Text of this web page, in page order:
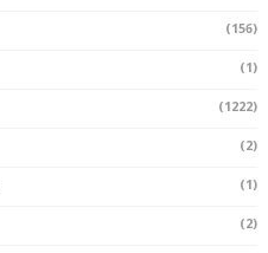
(156)
(1)
(1222)
(2)
(1)
(2)